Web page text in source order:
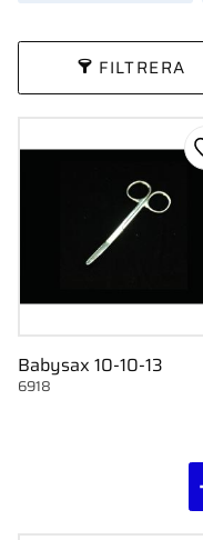
FILTRERA
Babysax 10-10-13
6918